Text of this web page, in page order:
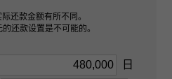
还款金额有所不同。
还款设置是不可能的。
日